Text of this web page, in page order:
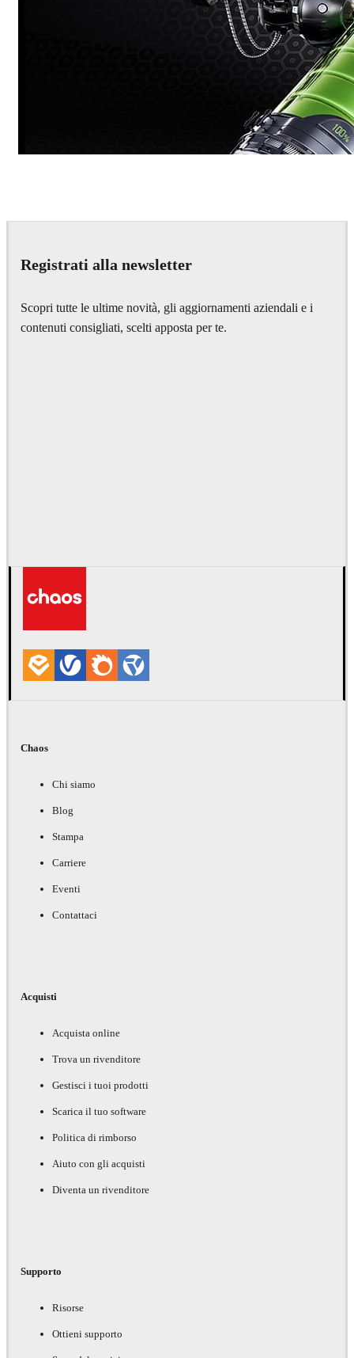
Registrati alla newsletter
Scopri tutte le ultime novità, gli aggiornamenti aziendali e i
contenuti consigliati, scelti apposta per te.
Chaos
Chi siamo
Blog
Stampa
Carriere
Eventi
Contattaci
Acquisti
Acquista online
Trova un rivenditore
Gestisci i tuoi prodotti
Scarica il tuo software
Politica di rimborso
Aiuto con gli acquisti
Diventa un rivenditore
Supporto
Risorse
Ottieni supporto